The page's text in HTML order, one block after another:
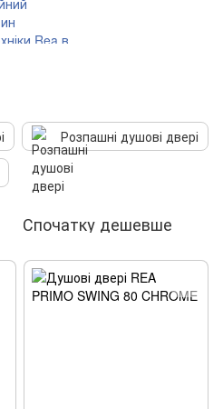
Розпашні душові двері
Спочатку дешевше